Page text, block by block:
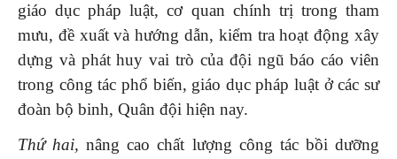
giáo dục pháp luật, cơ quan chính trị trong tham
mưu, đề xuất và hướng dẫn, kiểm tra hoạt động xây
dựng và phát huy vai trò của đội ngũ báo cáo viên
trong công tác phổ biến, giáo dục pháp luật ở các sư
đoàn bộ binh, Quân đội hiện nay.
Thứ hai,nâng cao chất lượng công tác bồi dưỡng